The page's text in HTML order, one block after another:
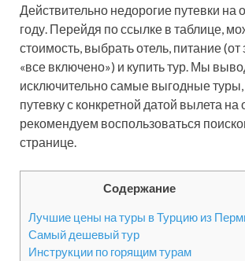
Действительно недорогие путевки на
году. Перейдя по ссылке в таблице,
стоимость, выбрать отель, питание (от
«все включено») и купить тур. Мы
исключительно самые выгодные туры,
путевку с конкретной датой вылета на
рекомендуем воспользоваться
странице.
Содержание
Лучшие цены на туры в Турцию из
Самый дешевый тур
Инструкции по горящим турам